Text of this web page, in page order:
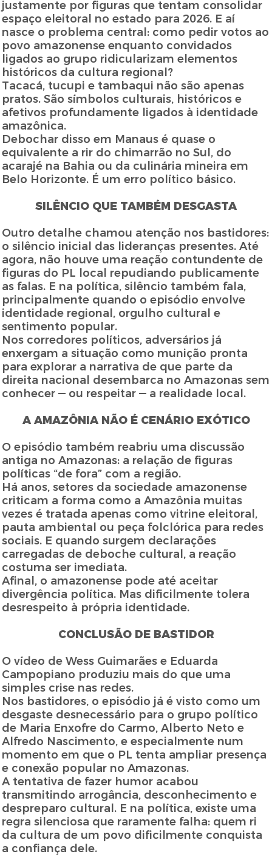
justamente por figuras que tentam consolidar
espaço eleitoral no estado para 2026. E aí
nasce o problema central: como pedir votos ao
povo amazonense enquanto convidados
ligados ao grupo ridicularizam elementos
históricos da cultura regional?
Tacacá, tucupi e tambaqui não são apenas
pratos. São símbolos culturais, históricos e
afetivos profundamente ligados à identidade
amazônica.
Debochar disso em Manaus é quase o
equivalente a rir do chimarrão no Sul, do
acarajé na Bahia ou da culinária mineira em
Belo Horizonte. É um erro político básico.
SILÊNCIO QUE TAMBÉM DESGASTA
Outro detalhe chamou atenção nos bastidores:
o silêncio inicial das lideranças presentes. Até
agora, não houve uma reação contundente de
figuras do PL local repudiando publicamente
as falas. E na política, silêncio também fala,
principalmente quando o episódio envolve
identidade regional, orgulho cultural e
sentimento popular.
Nos corredores políticos, adversários já
enxergam a situação como munição pronta
para explorar a narrativa de que parte da
direita nacional desembarca no Amazonas sem
conhecer — ou respeitar — a realidade local.
A AMAZÔNIA NÃO É CENÁRIO EXÓTICO
O episódio também reabriu uma discussão
antiga no Amazonas: a relação de figuras
políticas “de fora” com a região.
Há anos, setores da sociedade amazonense
criticam a forma como a Amazônia muitas
vezes é tratada apenas como vitrine eleitoral,
pauta ambiental ou peça folclórica para redes
sociais. E quando surgem declarações
carregadas de deboche cultural, a reação
costuma ser imediata.
Afinal, o amazonense pode até aceitar
divergência política. Mas dificilmente tolera
desrespeito à própria identidade.
CONCLUSÃO DE BASTIDOR
O vídeo de Wess Guimarães e Eduarda
Campopiano produziu mais do que uma
simples crise nas redes.
Nos bastidores, o episódio já é visto como um
desgaste desnecessário para o grupo político
de Maria Enxofre do Carmo, Alberto Neto e
Alfredo Nascimento, e especialmente num
momento em que o PL tenta ampliar presença
e conexão popular no Amazonas.
A tentativa de fazer humor acabou
transmitindo arrogância, desconhecimento e
despreparo cultural. E na política, existe uma
regra silenciosa que raramente falha: quem ri
da cultura de um povo dificilmente conquista
a confiança dele.